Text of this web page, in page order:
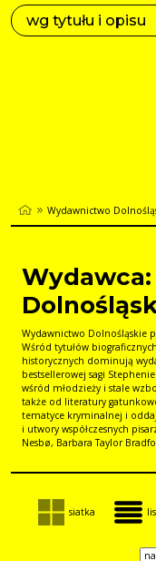
Wydawnictwo
Wydawnictwo Dolnośląskie
Wśród tytułów
historycznych dominują
bestsellerowej sagi
wśród młodzieży i stale
także od literatury
tematyce kryminalnej i
i utwory współczesnych
Nesbø, Barbara Taylor
siatka